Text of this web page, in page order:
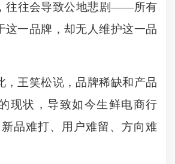
往往会导致公地悲剧——所有
这一品牌，却无人维护这一品
，王笑松说，品牌稀缺和产品
现状，导致如今生鲜电商行
品难打、用户难留、方向难